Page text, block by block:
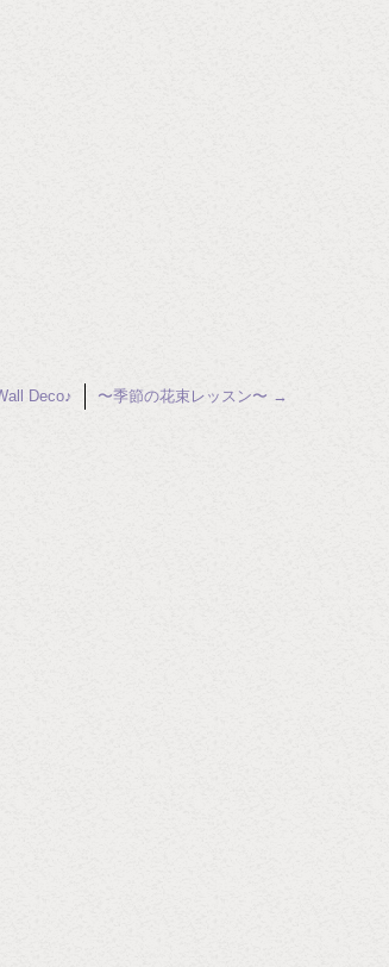
Deco♪ 〜季節の花束レッスン〜 →